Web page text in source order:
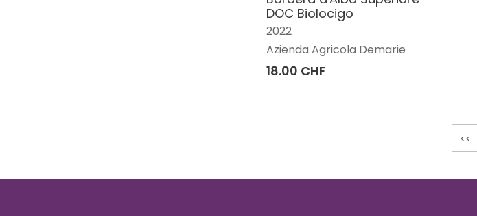
DOC Biolocigo
2022
Azienda Agricola Demarie
18.00 CHF
<<